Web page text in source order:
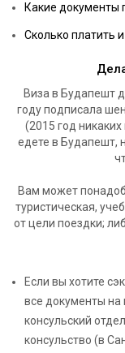
Какие документы
Сколько платить
Виза в Будапешт
году подписала
(2015 год
едете в Будапешт,
Вам может
туристическая,
от цели поездки;
Если вы хотите
все документы на
консульский
консульство (в